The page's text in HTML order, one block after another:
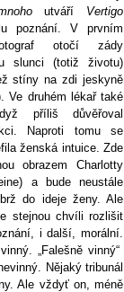
utváří Vertigo
poznání. V prvním
otočí zády
slunci (totiž životu)
stíny na zdi jeskyně
Ve druhém lékař také
příliš důvěřoval
Naproti tomu se
ženská intuice. Zde
obrazem Charlotty
a bude neustále
do ideje ženy. Ale
stejnou chvíli rozlišit
i další, morální.
„Falešně vinný“
Nějaký tribunál
Ale vždyť on, méně